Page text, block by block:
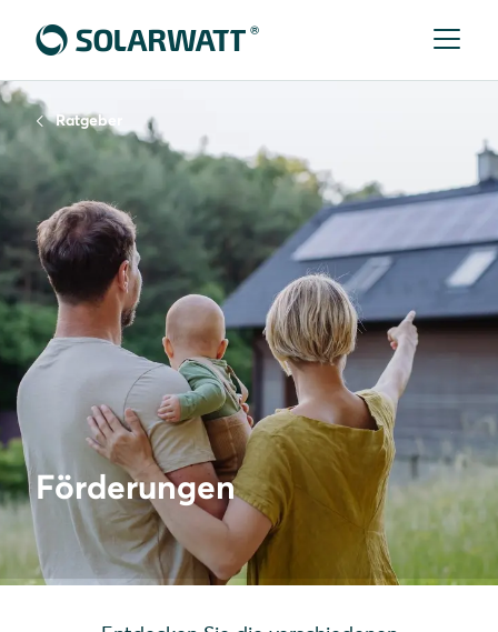
Ratgeber
Förderungen